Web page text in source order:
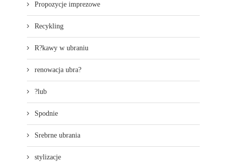
Propozycje imprezowe
Recykling
R?kawy w ubraniu
renowacja ubra?
?lub
Spodnie
Srebrne ubrania
stylizacje